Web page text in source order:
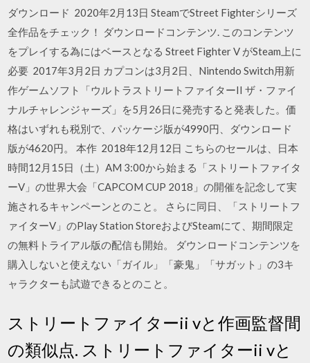
ダウンロード 2020年2月13日 SteamでStreet Fighterシリーズ
全作品をチェック！ ダウンロードコンテンツ. このコンテンツ
をプレイする為にはベースとなる Street Fighter V がSteam上に
必要 2017年3月2日 カプコンは3月2日、Nintendo Switch用新
作ゲームソフト「ウルトラストリートファイターII ザ・ファイ
ナルチャレンジャーズ」を5月26日に発売すると発表した。価
格はいずれも税別で、パッケージ版が4990円、ダウンロード
版が4620円。 本作 2018年12月12日 こちらのセールは、日本
時間12月15日（土）AM 3:00から始まる「ストリートファイタ
ーV」の世界大会「CAPCOM CUP 2018」の開催を記念して実
施されるキャンペーンとのこと。 さらに同日、「ストリートフ
ァイターV」のPlay Station StoreおよびSteamにて、期間限定
の無料トライアル版の配信も開始。 ダウンロードコンテンツを
購入しないと使えない「ガイル」「豪鬼」「サガット」の3キ
ャラクターも試遊できるとのこと。
ストリートファイターii vと作画監督間
の類似点. ストリートファイターii vと